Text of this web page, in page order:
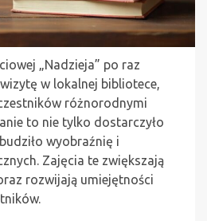
„Nadzieja” po raz
w lokalnej bibliotece,
różnorodnymi
to nie tylko dostarczyło
wyobraźnię i
Zajęcia te zwiększają
rozwijają umiejętności